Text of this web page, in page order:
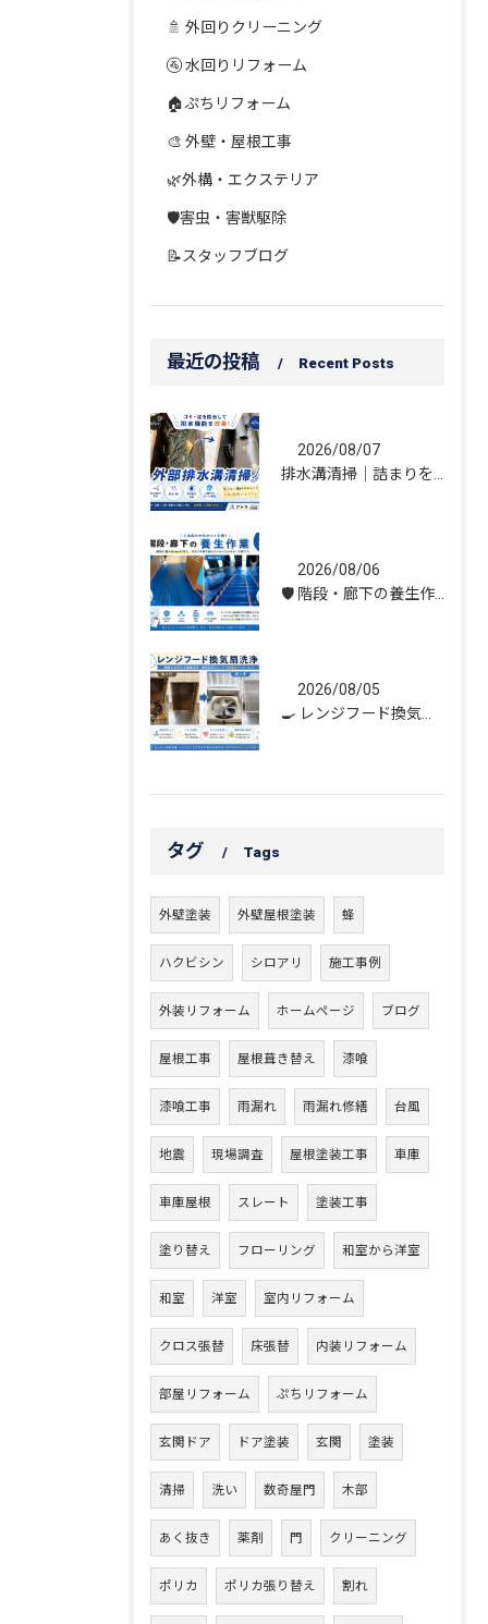
🚿 外回りクリーニング
🚰 水回りリフォーム
🏠ぷちリフォーム
🎨 外壁・屋根工事
🌿外構・エクステリア
🛡️害虫・害獣駆除
📝スタッフブログ
最近の投稿 Recent Posts
2026/08/07
2026/08/06
2026/08/05
タグ Tags
外壁塗装 外壁屋根塗装 蜂
ハクビシン シロアリ 施工事例
外装リフォーム ホームページ ブログ
屋根工事 屋根葺き替え 漆喰
漆喰工事 雨漏れ 雨漏れ修繕 台風
地震 現場調査 屋根塗装工事 車庫
車庫屋根 スレート 塗装工事
塗り替え フローリング 和室から洋室
和室 洋室 室内リフォーム
クロス張替 床張替 内装リフォーム
部屋リフォーム ぷちリフォーム
玄関ドア ドア塗装 玄関 塗装
清掃 洗い 数奇屋門 木部
あく抜き 薬剤 門 クリーニング
ポリカ ポリカ張り替え 割れ